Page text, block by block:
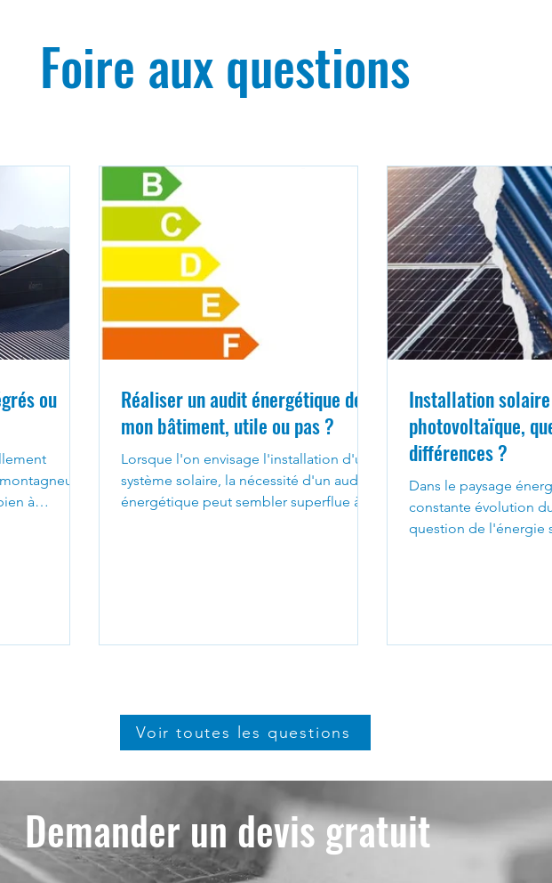
Foire aux questions
ou
à
Réaliser un audit énergétique de
mon bâtiment, utile ou pas ?
Lorsque l'on envisage l'installation d'un
système solaire, la nécessité d'un audit
énergétique peut sembler superflue à
Installation solaire
photovoltaïque,
différences ?
Dans le paysage
constante évolution
question de l'énergie
Voir toutes les questions
Demander un devis gratuit